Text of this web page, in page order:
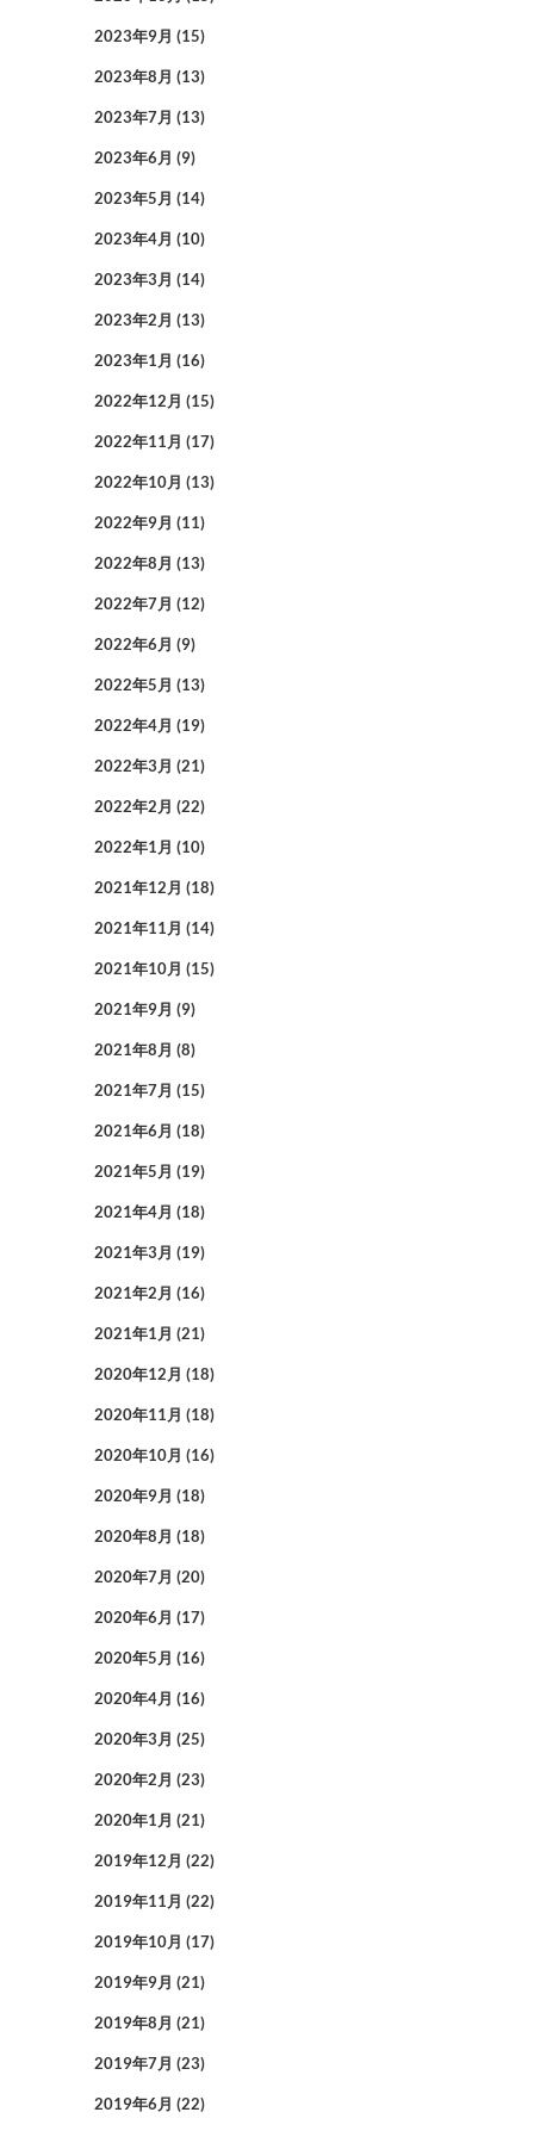
2023年9月 (15)
2023年8月 (13)
2023年7月 (13)
2023年6月 (9)
2023年5月 (14)
2023年4月 (10)
2023年3月 (14)
2023年2月 (13)
2023年1月 (16)
2022年12月 (15)
2022年11月 (17)
2022年10月 (13)
2022年9月 (11)
2022年8月 (13)
2022年7月 (12)
2022年6月 (9)
2022年5月 (13)
2022年4月 (19)
2022年3月 (21)
2022年2月 (22)
2022年1月 (10)
2021年12月 (18)
2021年11月 (14)
2021年10月 (15)
2021年9月 (9)
2021年8月 (8)
2021年7月 (15)
2021年6月 (18)
2021年5月 (19)
2021年4月 (18)
2021年3月 (19)
2021年2月 (16)
2021年1月 (21)
2020年12月 (18)
2020年11月 (18)
2020年10月 (16)
2020年9月 (18)
2020年8月 (18)
2020年7月 (20)
2020年6月 (17)
2020年5月 (16)
2020年4月 (16)
2020年3月 (25)
2020年2月 (23)
2020年1月 (21)
2019年12月 (22)
2019年11月 (22)
2019年10月 (17)
2019年9月 (21)
2019年8月 (21)
2019年7月 (23)
2019年6月 (22)